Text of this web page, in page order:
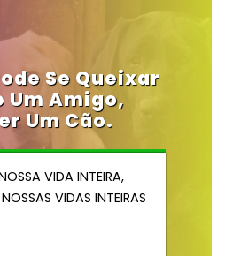
Se Queixar
Um Amigo,
Um Cão.
VIDA INTEIRA,
VIDAS INTEIRAS